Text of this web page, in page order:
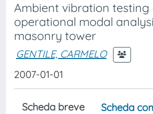
Ambient vibration testing
operational modal
masonry tower
GENTILE, CARMELO
2007-01-01
Scheda breve
Scheda